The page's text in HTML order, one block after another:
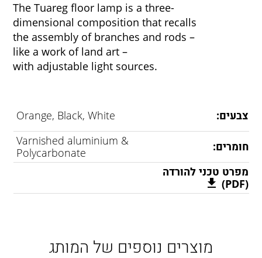
The Tuareg floor lamp is a three-
dimensional composition that recalls
the assembly of branches and rods –
like a work of land art –
with adjustable light sources.
צבעים: Orange, Black, White
חומרים:
Varnished aluminium &
Polycarbonate
מפרט טכני להורדה
(PDF)
מוצרים נוספים של המותג